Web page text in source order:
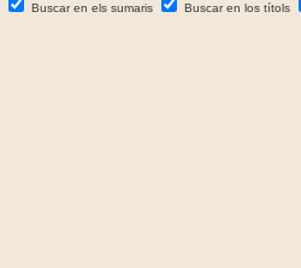
Buscar en els sumaris Buscar en los títols